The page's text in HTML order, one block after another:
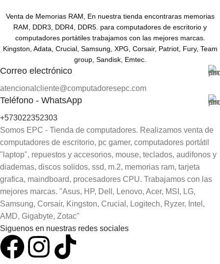
Venta de Memorias RAM, En nuestra tienda encontraras memorias
RAM, DDR3, DDR4, DDR5. para computadores de escritorio y
computadores portátiles trabajamos con las mejores marcas.
Kingston, Adata, Crucial, Samsung, XPG, Corsair, Patriot, Fury, Team
group, Sandisk, Emtec.
Correo electrónico
atencionalcliente@computadoresepc.com
Teléfono - WhatsApp
+573022352303
Somos EPC - Tienda de computadores. Realizamos venta de
computadores de escritorio, pc gamer, computadores portátil
"laptop", repuestos y accesorios, mouse, teclados, audifonos y
diademas, discos solidos, ssd, m.2, memorias ram, tarjeta
grafica, maindboard, procesadores CPU. Trabajamos con las
mejores marcas. "Asus, HP, Dell, Lenovo, Acer, MSI, LG,
Samsung, Corsair, Kingston, Crucial, Logitech, Ryzer, Intel,
AMD, Gigabyte, Zotac"
Siguenos en nuestras redes sociales